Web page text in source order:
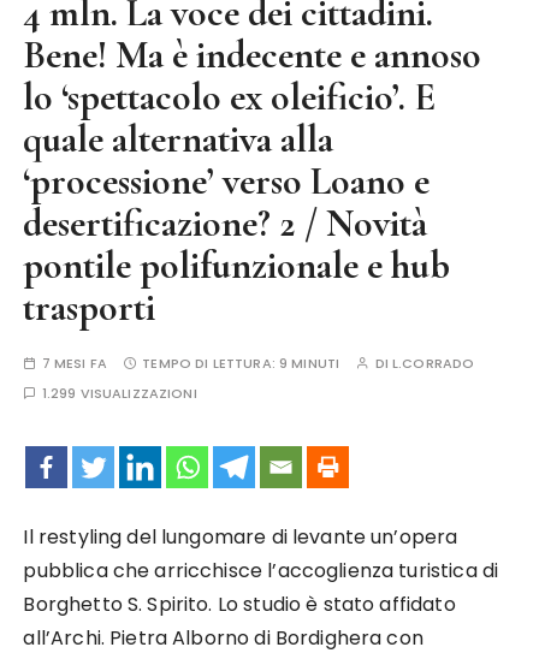
4 mln. La voce dei cittadini.
Bene! Ma è indecente e annoso
lo ‘spettacolo ex oleificio’. E
quale alternativa alla
‘processione’ verso Loano e
desertificazione? 2 / Novità
pontile polifunzionale e hub
trasporti
7 MESI FA TEMPO DI LETTURA: 9 MINUTI DI L.CORRADO
1.299 VISUALIZZAZIONI
Il restyling del lungomare di levante un’opera
pubblica che arricchisce l’accoglienza turistica di
Borghetto S. Spirito. Lo studio è stato affidato
all’Archi. Pietra Alborno di Bordighera con